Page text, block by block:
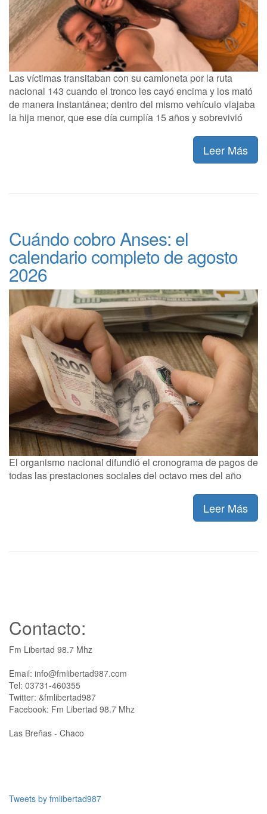
Las víctimas transitaban con su camioneta por la ruta
nacional 143 cuando el tronco les cayó encima y los mató
de manera instantánea; dentro del mismo vehículo viajaba
la hija menor, que ese día cumplía 15 años y sobrevivió
Leer Más
Cuándo cobro Anses: el
calendario completo de agosto
2026
El organismo nacional difundió el cronograma de pagos de
todas las prestaciones sociales del octavo mes del año
Leer Más
Contacto:
Fm Libertad 98.7 Mhz
Email: info@fmlibertad987.com
Tel: 03731-460355
Twitter: &fmlibertad987
Facebook: Fm Libertad 98.7 Mhz
Las Breñas - Chaco
Tweets by fmlibertad987